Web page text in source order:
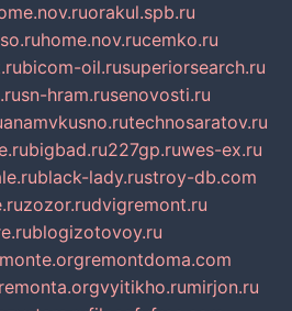
orakul.spb.ru
home.nov.rucemko.ru
bicom-oil.rusuperiorsearch.ru
sn-hram.rusenovosti.ru
anamvkusno.rutechnosaratov.ru
bigbad.ru227gp.ruwes-ex.ru
black-lady.rustroy-db.com
zozor.rudvigremont.ru
blogizotovoy.ru
remontdoma.com
vyitikho.rumirjon.ru